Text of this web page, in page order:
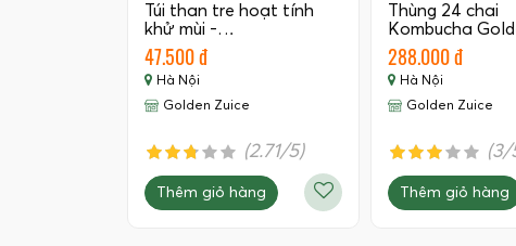
Túi than tre hoạt tính
khử mùi -…
47.500 đ
Hà Nội
Golden Zuice
(2.71/5)
Thêm giỏ hàng
Thùng 24 chai
Kombucha
350 ML
288.000 đ
Hà Nội
Golden Zuice
(3/
Thêm giỏ hàng